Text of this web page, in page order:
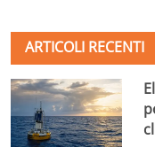
ARTICOLI RECENTI